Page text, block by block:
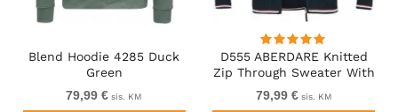
Blend Hoodie 4285 Duck
Green
79,99 € sis. KM
D555 ABERDARE Knitted
Zip Through Sweater With
Bonded Check Lining
Navy Marl
79,99 €sis. KM